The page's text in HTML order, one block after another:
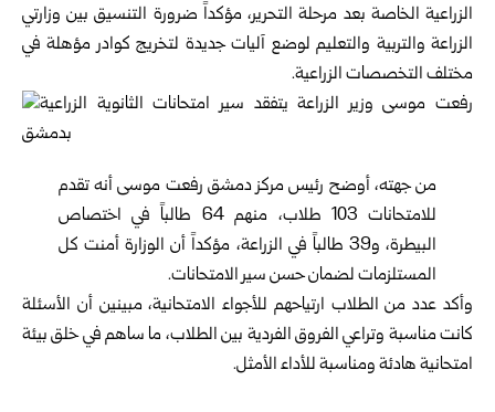
الزراعية الخاصة بعد مرحلة التحرير، ‏مؤكداً ضرورة التنسيق بين وزارتي
الزراعة والتربية ‏والتعليم ‏لوضع آليات جديدة لتخريج كوادر مؤهلة في
مختلف ‏التخصصات الزراعية‎.‎
من جهته، أوضح رئيس مركزدمشق رفعت موسى أنه تقدم
‏للامتحانات 103 طلاب، منهم 64 طالباً في اختصاص
‏البيطرة، ‏و39 طالباً في الزراعة، مؤكداً أن الوزارة أمنت كل
‏المستلزمات لضمان حسن سير الامتحانات‎.‎
‎وأكد عدد من الطلاب ارتياحهم للأجواء الامتحانية، مبينين أن ‏الأسئلة
كانت مناسبة وتراعي الفروق الفردية بين الطلاب، ما ‌‏ساهم في خلق بيئة
امتحانية هادئة ومناسبة للأداء الأمثل‎.‎